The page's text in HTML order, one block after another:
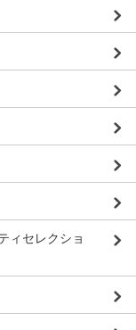
ィセレクショ